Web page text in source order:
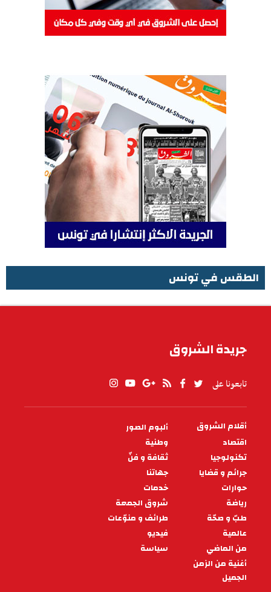
الطقس في تونس
جريدة الشروق
تابعونا على
PIED
DE
PAGE
أقلام الشروق
ألبوم الصور
اقتصاد
وطنية
تكنولوجيا
ثقافة و فنّ
جرائم و قضايا
جهاتنا
حوارات
خدمات
رياضة
شروق الجمعة
طبّ و صحّة
طرائف و منوّعات
عالمية
فيديو
من الماضي
سياسة
أغنية من الزمن
الجميل